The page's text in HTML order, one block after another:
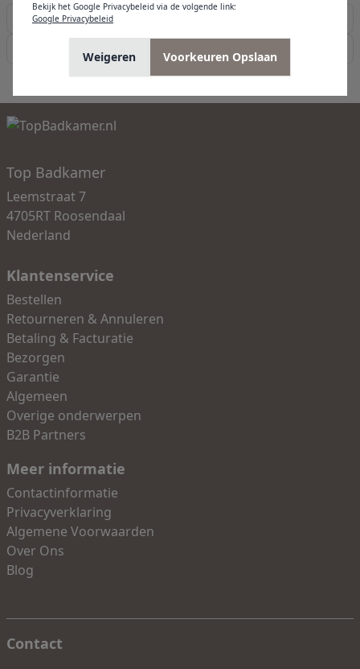
Grohe Glashouders
Huber Glashouders
Top Badkamer
Leemstraat 7
4705RT Roosendaal
Nederland
Klantenservice
Bestellen
Retourneren & Annuleren
Betaling & Facturatie
Bezorgen
Garantie
Algemeen
Overige onderwerpen
B2B Partners
Meer informatie
Contactinformatie
Privacyverklaring
Algemene Voorwaarden
Over Ons
Blog
Contact
Bekijk het Google Privacybeleid via de volgende link:
Google Privacybeleid
Weigeren Voorkeuren Opslaan